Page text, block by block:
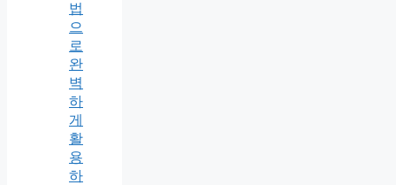
법
으
로
완
벽
하
게
활
용
하